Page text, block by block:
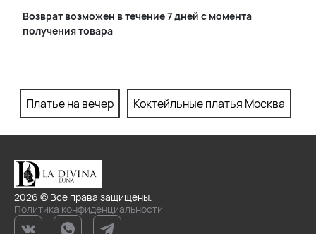
Возврат возможен в течение 7 дней с момента
получения товара
Платье на вечер Коктейльные платья Москва
2026 © Все права защищены.
Политика конфиденциальности